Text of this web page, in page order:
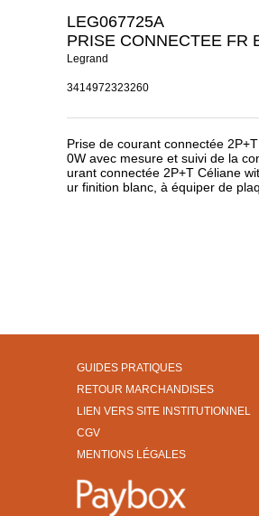
LEG067725A
PRISE CONNECTEE FR
Legrand
3414972323260
Prise de courant connectée
0W avec mesure et suivi de la
urant connectée 2P+T Céliane
ur finition blanc, à équiper de
GUIDES PRATIQUES
RETOUR MARCHANDISES
LIEN VERS SITE INSTITUTIONNEL
CGV
MENTIONS LÉGALES